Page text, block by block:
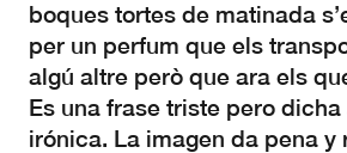
boques tortes de matinada
per un perfum que els
algú altre però que ara els
Es una frase triste pero
irónica. La imagen da pena y